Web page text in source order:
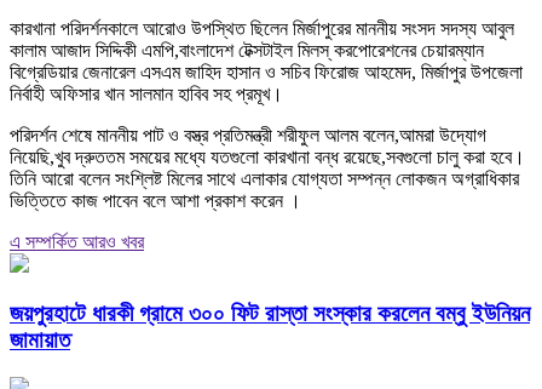
কারখানা পরিদর্শনকালে আরোও উপস্থিত ছিলেন মির্জাপুরের মাননীয় সংসদ সদস্য আবুল
কালাম আজাদ সিদ্দিকী এমপি,বাংলাদেশ টেক্সটাইল মিলস্ করপোরেশনের চেয়ারম্যান
বিগ্রেডিয়ার জেনারেল এসএম জাহিদ হাসান ও সচিব ফিরোজ আহমেদ, মির্জাপুর উপজেলা
নির্বাহী অফিসার খান সালমান হাবিব সহ প্রমূখ।
পরিদর্শন শেষে মাননীয় পাট ও বস্ত্র প্রতিমন্ত্রী শরীফুল আলম বলেন,আমরা উদ্যোগ
নিয়েছি,খুব দ্রুততম সময়ের মধ্যে যতগুলো কারখানা বন্ধ রয়েছে,সবগুলো চালু করা হবে।
তিনি আরো বলেন সংশ্লিষ্ট মিলের সাথে এলাকার যোগ্যতা সম্পন্ন লোকজন অগ্রাধিকার
ভিত্তিতে কাজ পাবেন বলে আশা প্রকাশ করেন ।
এ সম্পর্কিত আরও খবর
জয়পুরহাটে ধারকী গ্রামে ৩০০ ফিট রাস্তা সংস্কার করলেন বম্বু ইউনিয়ন
জামায়াত